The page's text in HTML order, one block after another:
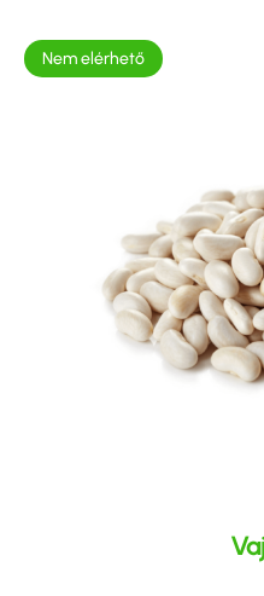
Nem elérhető